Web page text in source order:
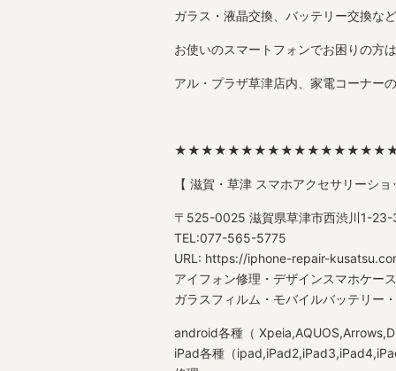
ガラス・液晶交換、バッテリー交換な
お使いのスマートフォンでお困りの方
アル・プラザ草津店内、家電コーナー
【 滋賀・草津 スマホアクセサリーシ
〒525-0025 滋賀県草津市西渋川1-23-
TEL:077-565-5775
URL: https://iphone-repair-
アイフォン修理・デザインスマホケー
ガラスフィルム・モバイルバッテリー
android各種（
iPad各種（